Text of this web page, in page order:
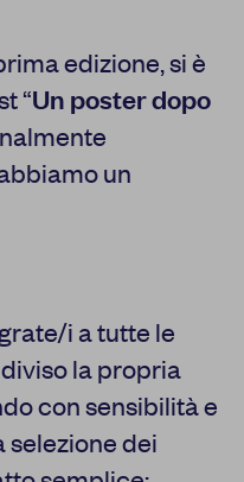
edizione, si è
“Un poster dopo
un
i a tutte le
la propria
con sensibilità e
selezione dei